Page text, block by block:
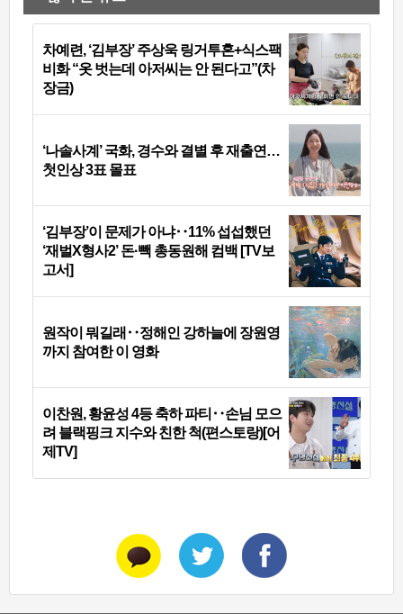
차예련, ‘김부장’ 주상욱 링거투혼+식스팩
비화 “옷 벗는데 아저씨는 안 된다고”(차
장금)
‘나솔사계’ 국화, 경수와 결별 후 재출연…
첫인상 3표 몰표
‘김부장’이 문제가 아냐‥11% 섭섭했던
‘재벌X형사2’ 돈·빽 총동원해 컴백 [TV보
고서]
원작이 뭐길래‥정해인 강하늘에 장원영
까지 참여한 이 영화
이찬원, 황윤성 4등 축하 파티‥손님 모으
려 블랙핑크 지수와 친한 척(편스토랑)[어
제TV]